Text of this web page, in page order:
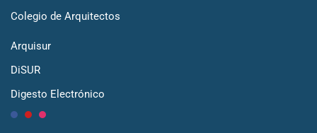
Colegio de Arquitectos
Arquisur
DiSUR
Digesto Electrónico